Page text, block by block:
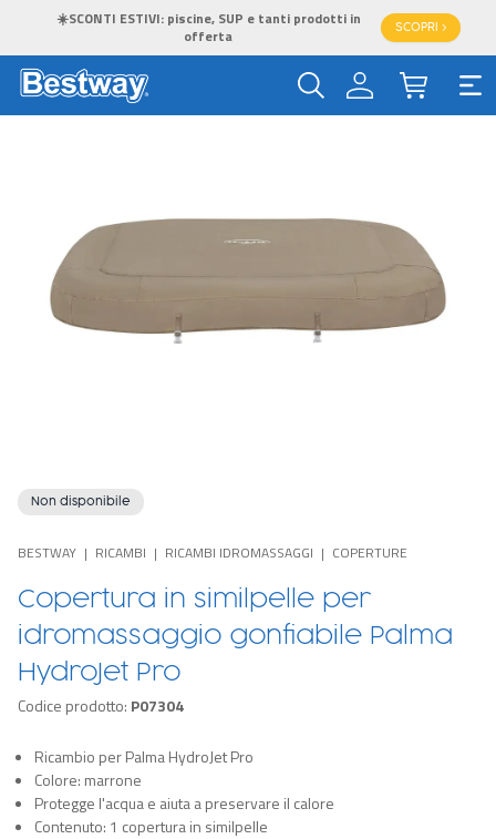
☀️SCONTI ESTIVI: piscine, SUP e tanti prodotti in
offerta
SCOPRI >
Non disponibile
BESTWAY RICAMBI RICAMBI IDROMASSAGGI COPERTURE
Copertura in similpelle per
idromassaggio gonfiabile Palma
HydroJet Pro
Codice prodotto: P07304
Ricambio per Palma HydroJet Pro
Colore: marrone
Protegge l'acqua e aiuta a preservare il calore
Contenuto: 1 copertura in similpelle